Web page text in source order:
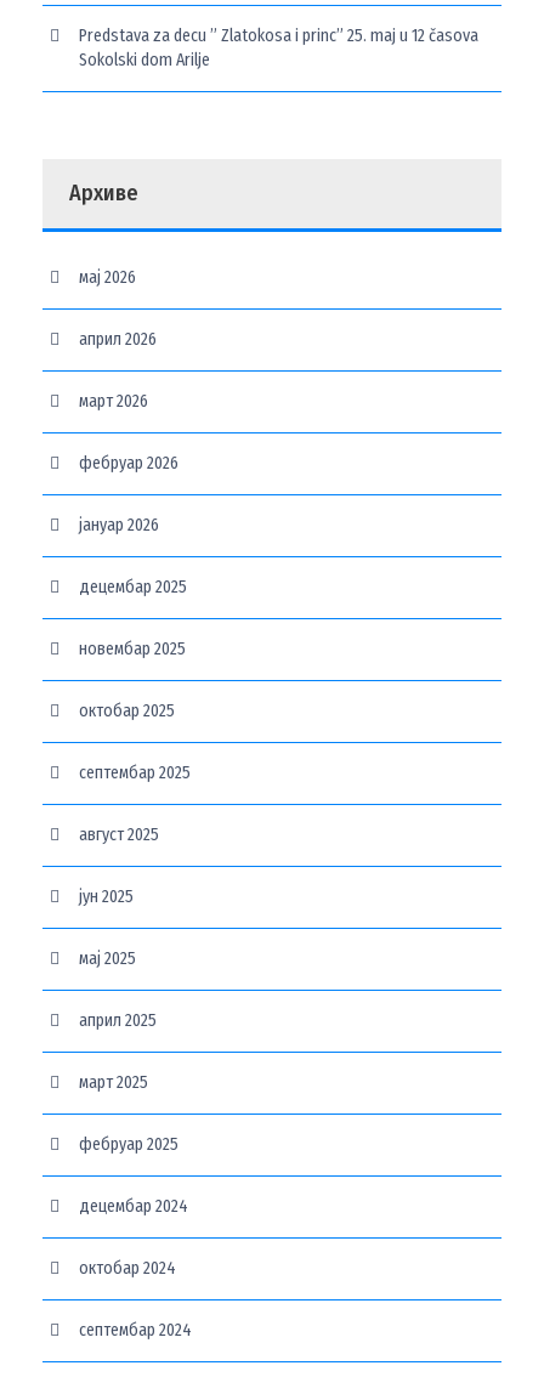
Predstava za decu ” Zlatokosa i princ” 25. maj u 12 časova
Sokolski dom Arilje
Архиве
мај 2026
април 2026
март 2026
фебруар 2026
јануар 2026
децембар 2025
новембар 2025
октобар 2025
септембар 2025
август 2025
јун 2025
мај 2025
април 2025
март 2025
фебруар 2025
децембар 2024
октобар 2024
септембар 2024